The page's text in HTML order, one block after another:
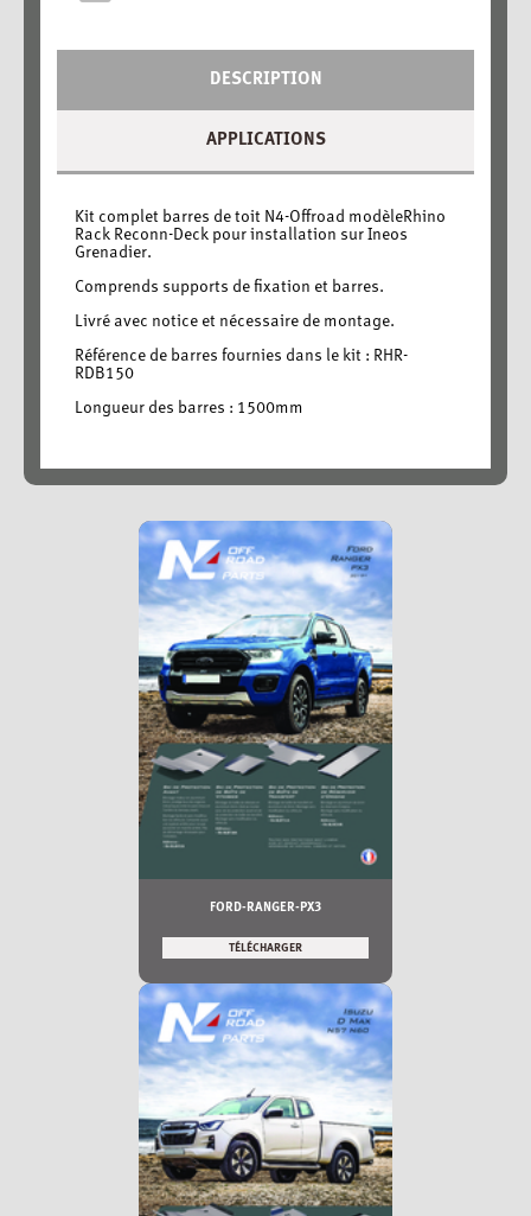
DESCRIPTION
APPLICATIONS
Kit complet barres de toit N4-Offroad modèleRhino
Rack Reconn-Deck pour installation sur Ineos
Grenadier.
Comprends supports de fixation et barres.
Livré avec notice et nécessaire de montage.
Référence de barres fournies dans le kit : RHR-
RDB150
Longueur des barres : 1500mm
FORD-RANGER-PX3
TÉLÉCHARGER